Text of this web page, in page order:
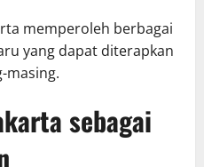
memperoleh berbagai
yang dapat diterapkan
masing.
sebagai